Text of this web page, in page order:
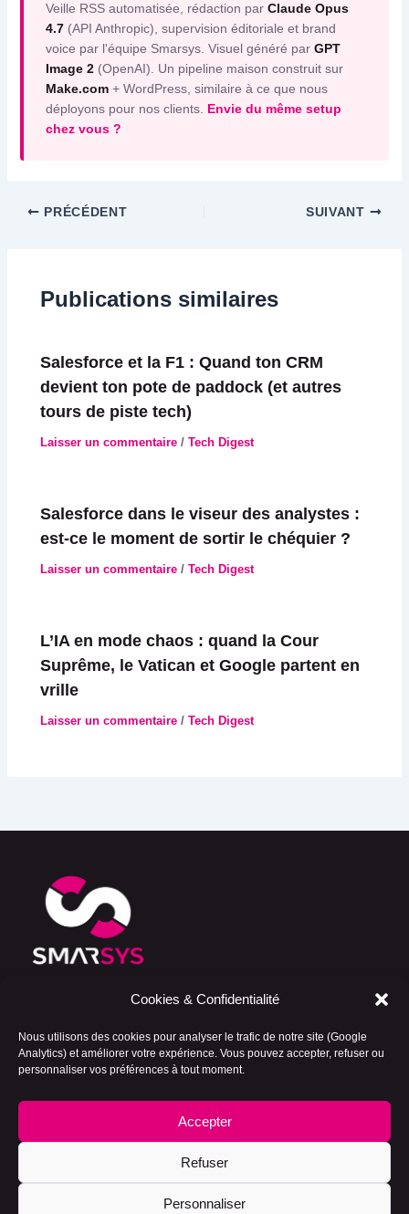
Cookies & Confidentialité
Nous utilisons des cookies pour analyser le trafic de notre site (Google
Analytics) et améliorer votre expérience. Vous pouvez accepter, refuser ou
personnaliser vos préférences à tout moment.
Accepter
Refuser
Personnaliser
Veille RSS automatisée, rédaction parClaude Opus
4.7 (API Anthropic), supervision éditoriale et brand
voice par l'équipe Smarsys. Visuel généré parGPT
Image 2 (OpenAI). Un pipeline maison construit sur
Make.com + WordPress, similaire à ce que nous
déployons pour nos clients. Envie du même setup
chez vous ?
PRÉCÉDENT SUIVANT
Publications similaires
Salesforce et la F1 : Quand ton CRM
devient ton pote de paddock (et autres
tours de piste tech)
Laisser un commentaire /Tech Digest
Salesforce dans le viseur des analystes :
est-ce le moment de sortir le chéquier ?
Laisser un commentaire /Tech Digest
L’IA en mode chaos : quand la Cour
Suprême, le Vatican et Google partent en
vrille
Laisser un commentaire /Tech Digest
avancer vite, bien, et sans mauvaises surprises.
Politique de confidentialité
Copyright © 2026 smarsys.com | Propulsé par